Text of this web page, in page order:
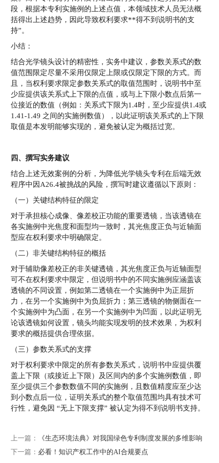
段，根据本专利实施例的上述点值，本领域技术人员无法概
括得出上述趋势，因此导致权利要求**得不到说明书的支
持”。
小结：
结合光学镜头设计的精密性，实务中建议，参数关系式的数
值范围限定尽量不采用仅限定上限或仅限定下限的方式。而
且，当权利要求限定参数关系式的取值范围时，说明书中至
少应提供该关系式上下限的点值，或与上下限小数点后第一
位接近的数值（例如：关系式下限为1.4时，至少应提供1.4或
1.41-1.49 之间的实施例数值），以此证明该关系式的上下限
取值是本发明能够实现的，避免被认定为概括过宽。
四、撰写实务建议
结合上述无效案例的分析，为降低光学镜头专利在后端无效
程序中因A26.4被挑战的风险，撰写时建议遵循以下原则：
（一）关键结构特征的限定
对于承担核心成像、像差校正功能的重要透镜，当该透镜在
各实施例中光焦度和面型均一致时，其光焦度正负与近轴面
型应在权利要求中明确限定。
（二）非关键结构特征的概括
对于辅助像差校正的非关键透镜，其光焦度正负与近轴面型
可不在权利要求中限定，但说明书中的不同实施例应涵盖该
透镜的不同设置，例如第二透镜在一个实施例中为正屈折
力，在另一个实施例中为负屈折力；第三透镜的物侧面在一
个实施例中为凸面，在另一个实施例中为凹面，以此证明无
论该透镜如何设置，镜头均能实现发明的技术效果，为权利
要求的概括提供合理依据。
（三）参数关系式的支撑
对于权利要求中限定的所有参数关系式，说明书中应提供覆
盖上下限（或接近上下限）及区间内的多个实施例数值，即
至少提供三个参数数值不同的实施例，且数值精度应至少达
到小数点后一位，证明关系式的整个取值范围均具有技术可
行性，避免因 “无上下限支撑” 被认定为得不到说明书支持。
上一篇：
《生态环境法典》对我国绿色专利制度发展的多维影响
下一篇： 必看！知识产权工作中的AI合规要点